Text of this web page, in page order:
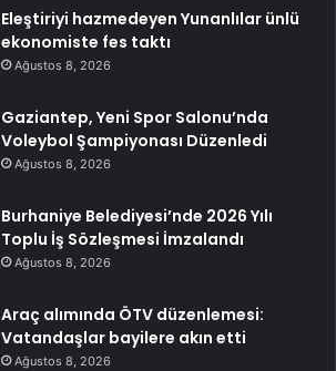
Eleştiriyi hazmedeyen Yunanlılar ünlü
ekonomiste fes taktı
Ağustos 8, 2026
Gaziantep, Yeni Spor Salonu’nda
Voleybol Şampiyonası Düzenledi
Ağustos 8, 2026
Burhaniye Belediyesi’nde 2026 Yılı
Toplu İş Sözleşmesi İmzalandı
Ağustos 8, 2026
Araç alımında ÖTV düzenlemesi:
Vatandaşlar bayilere akın etti
Ağustos 8, 2026